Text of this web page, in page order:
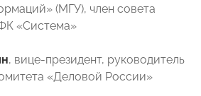
(МГУ), член совета
«Система»
, вице-президент, руководитель
«Деловой России»